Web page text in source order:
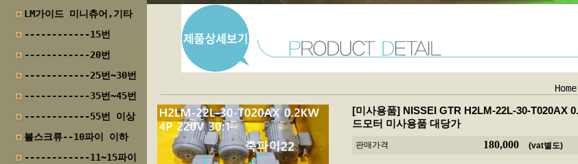
LM가이드 미니츄어,기타
------------15번
------------20번
------------25번~30번
------------35번~45번
------------55번 이상
볼스크류--10파이 이하
------------11~15파이
Home
[미사용품] NISSEI GTR H2LM-22L-30-T020AX
드모터 미사용품 대당가
판매가격 180,000 (vat별도)